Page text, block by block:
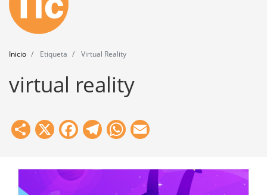
Punt TIC
Actualidad
Agenda
Formación
Herramientas
Inicio Etiqueta Virtual Reality
virtual reality
Share
X Facebook
Telegram
WhatsApp